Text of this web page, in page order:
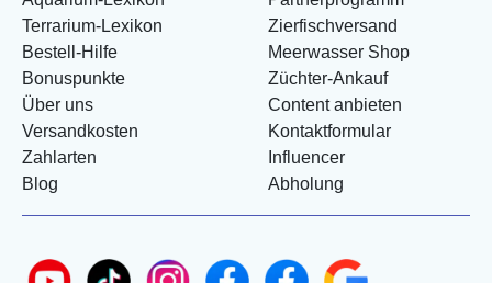
Terrarium-Lexikon
Bestell-Hilfe
Bonuspunkte
Über uns
Versandkosten
Zahlarten
Blog
Zierfischversand
Meerwasser Shop
Züchter-Ankauf
Content anbieten
Kontaktformular
Influencer
Abholung